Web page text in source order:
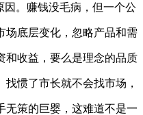
。赚钱没毛病，但一个公
场底层变化，忽略产品和需
和收益，要么是理念的品质
惯了市长就不会找市场，
无策的巨婴，这难道不是一